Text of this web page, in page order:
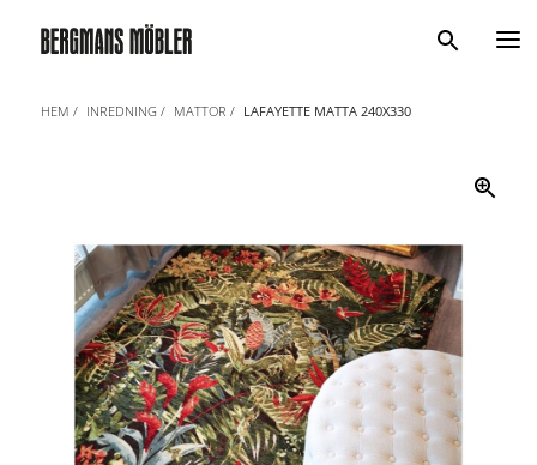
Sök
HEM INREDNING MATTOR LAFAYETTE MATTA 240X330